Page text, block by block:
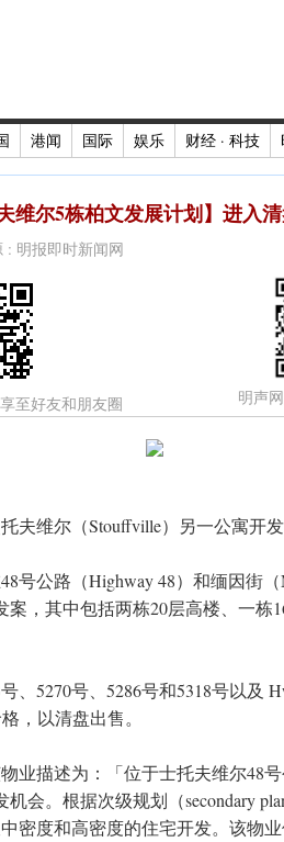
港闻 国际 娱乐 财经 · 科技
维尔5栋柏文发展计划】进入
: 明报即时新闻网
至好友和朋友圈 明声
托夫维尔（Stouffville）另一公寓开
号公路（Highway 48）和缅因街
案，其中包括两栋20层高楼、一栋
、5270号、5286号和5318号以及
，以清盘出售。
业描述为：「位于士托夫维尔48
机会。根据次级规划（secondary
密度和高密度的住宅开发。该物